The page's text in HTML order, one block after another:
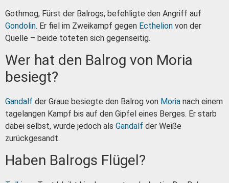
Gothmog, Fürst der Balrogs, befehligte den Angriff auf
Gondolin. Er fiel im Zweikampf gegen Ecthelion von der
Quelle – beide töteten sich gegenseitig.
Wer hat den Balrog von Moria
besiegt?
Gandalf der Graue besiegte den Balrog von Moria nach einem
tagelangen Kampf bis auf den Gipfel eines Berges. Er starb
dabei selbst, wurde jedoch als Gandalf der Weiße
zurückgesandt.
Haben Balrogs Flügel?